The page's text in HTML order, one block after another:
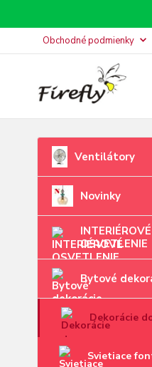
Obchodné podmienky
Ventilátory
Novinky
INTERIÉROVÉ
OSVETLENIE
Bytové
Dekorácie
Svietiace